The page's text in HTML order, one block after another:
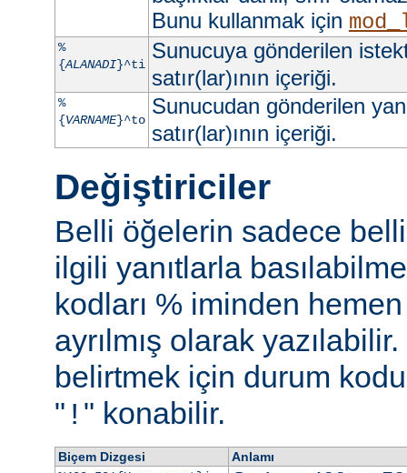
Bunu kullanmak için
%
{ALANADI}^ti
Sunucuya gönderilen
satır(lar)ının içeriği.
%
{VARNAME}^to
Sunucudan gönderilen
satır(lar)ının içeriği.
Değiştiriciler
Belli öğelerin sadece
ilgili yanıtlarla
kodları % iminden
ayrılmış olarak
belirtmek için durum
" ! " konabilir.
Biçem Dizgesi
Anlamı